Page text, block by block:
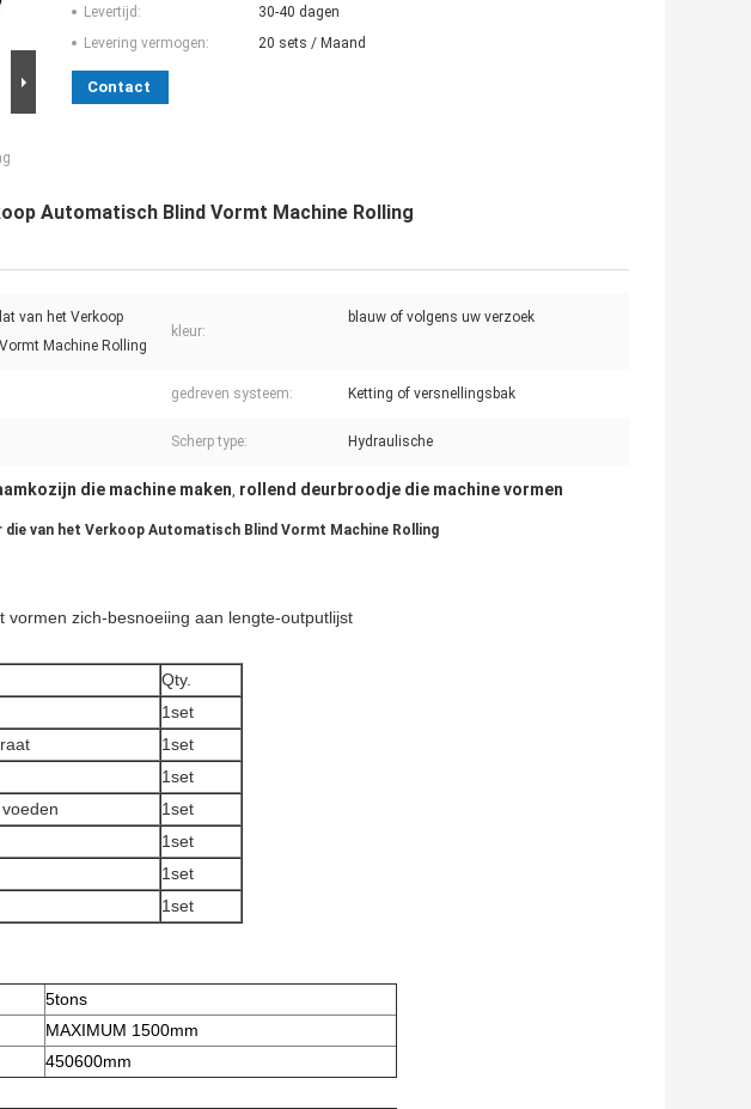
Levertijd:
30-40 dagen
Levering vermogen:
20 sets / Maand
Contact
Automatisch Blind Vormt Machine Rolling
van het Verkoop
Machine Rolling
kleur:
blauw of volgens uw verzoek
gedreven systeem: Ketting of versnellingsbak
Scherp type: Hydraulische
die machine maken, rollend deurbroodje die machine vormen
die van het Verkoop Automatisch Blind Vormt Machine Rolling
zich-besnoeiing aan lengte-outputlijst
Qty.
1set
1set
1set
1set
1set
1set
1set
5tons
MAXIMUM 1500mm
450600mm